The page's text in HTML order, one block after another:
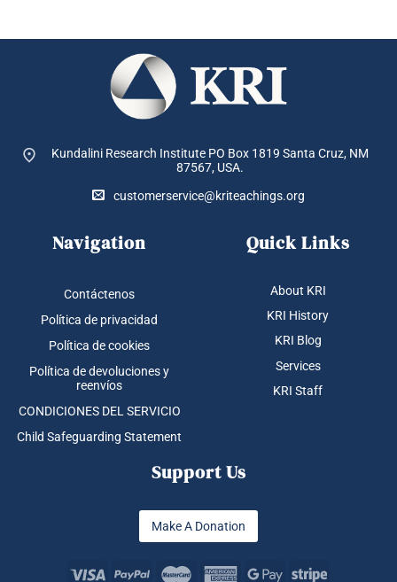
Kundalini Research Institute PO Box 1819 Santa Cruz, NM
87567, USA.
customerservice@kriteachings.org
Navigation
Contáctenos
Política de privacidad
Política de cookies
Política de devoluciones y
reenvíos
CONDICIONES DEL SERVICIO
Child Safeguarding Statement
Quick Links
About KRI
KRI History
KRI Blog
Services
KRI Staff
Support Us
Make A Donation